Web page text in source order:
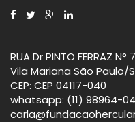
Milton
RUA Dr PINTO FERRAZ N°
Vila Mariana São Paulo/
CEP: CEP 04117-040
whatsapp: (11) 98964-